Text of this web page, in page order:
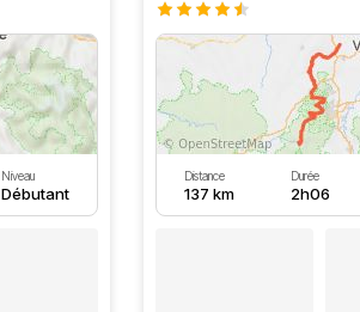
Niveau
Débutant
Distance
137 km
Durée
2h06